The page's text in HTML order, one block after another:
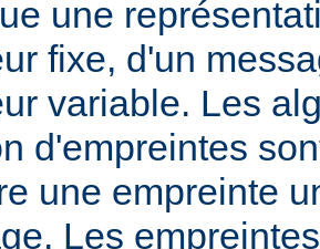
une
fixe, d'un
variable. Les
d'empreintes
une empreinte
Les